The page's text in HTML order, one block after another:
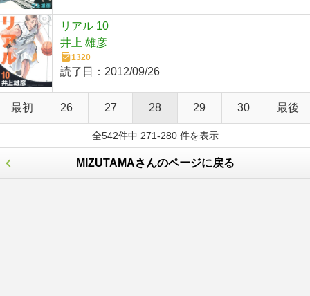
リアル 10
井上 雄彦
1320
読了日： 2012/09/26
最初 26 27 28 29 30 最後
全542件中 271-280 件を表示
MIZUTAMAさんのページに戻る